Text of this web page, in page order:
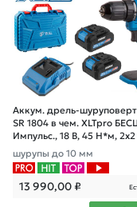
Аккум. дрель-шуруповерт
SR 1804 в чем. XLTpro
Импульс., 18 В, 45 Н*м,
шурупы до 10 мм
13 990,00₽